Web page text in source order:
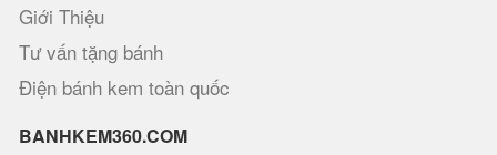
Giới Thiệu
Tư vấn tặng bánh
Điện bánh kem toàn quốc
BANHKEM360.COM